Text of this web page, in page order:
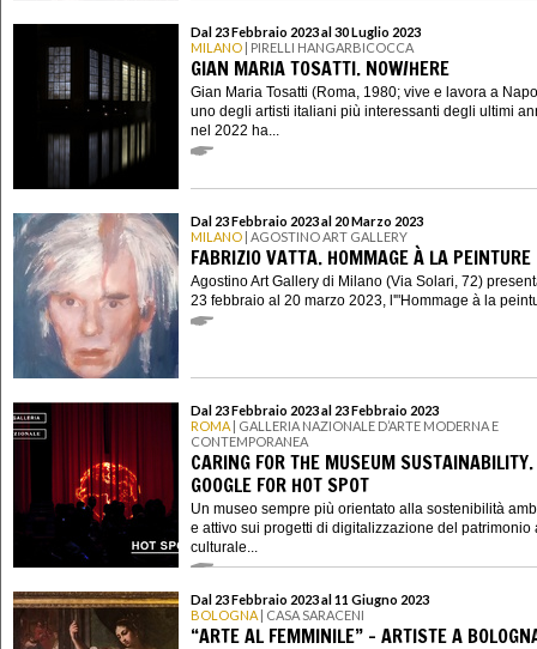
Dal 23 Febbraio 2023 al 30 Luglio 2023
MILANO | PIRELLI HANGARBICOCCA
GIAN MARIA TOSATTI. NOW/HERE
Gian Maria Tosatti (Roma, 1980; vive e lavora a
uno degli artisti italiani più interessanti degli ultimi
nel 2022 ha...
Dal 23 Febbraio 2023 al 20 Marzo 2023
MILANO | AGOSTINO ART GALLERY
FABRIZIO VATTA. HOMMAGE À LA PEINTURE
Agostino Art Gallery di Milano (Via Solari, 72)
23 febbraio al 20 marzo 2023, l'"Hommage à la
Dal 23 Febbraio 2023 al 23 Febbraio 2023
ROMA | GALLERIA NAZIONALE D’ARTE MODERNA E
CONTEMPORANEA
CARING FOR THE MUSEUM SUSTAINABILITY.
GOOGLE FOR HOT SPOT
Un museo sempre più orientato alla sostenibilità
e attivo sui progetti di digitalizzazione del patrimonio
culturale...
Dal 23 Febbraio 2023 al 11 Giugno 2023
BOLOGNA | CASA SARACENI
“ARTE AL FEMMINILE” - ARTISTE A